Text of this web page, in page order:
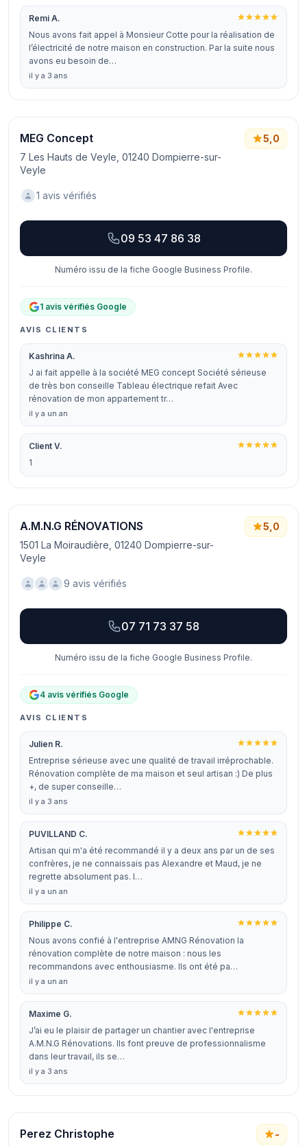
Remi A.
Nous avons fait appel à Monsieur Cotte pour la réalisation de
l’électricité de notre maison en construction. Par la suite nous
avons eu besoin de…
il y a 3 ans
MEG Concept
7 Les Hauts de Veyle, 01240 Dompierre-sur-
Veyle
5,0
1 avis vérifiés
09 53 47 86 38
Numéro issu de la fiche Google Business Profile.
1 avis vérifiés Google
AVIS CLIENTS
Kashrina A.
J ai fait appelle à la société MEG concept Société sérieuse
de très bon conseille Tableau électrique refait Avec
rénovation de mon appartement tr…
il y a un an
Client V.
1
A.M.N.G RÉNOVATIONS
1501 La Moiraudière, 01240 Dompierre-sur-
Veyle
5,0
9 avis vérifiés
07 71 73 37 58
Numéro issu de la fiche Google Business Profile.
4 avis vérifiés Google
AVIS CLIENTS
Julien R.
Entreprise sérieuse avec une qualité de travail irréprochable.
Rénovation complète de ma maison et seul artisan :) De plus
+, de super conseille…
il y a 3 ans
PUVILLAND C.
Artisan qui m'a été recommandé il y a deux ans par un de ses
confrères, je ne connaissais pas Alexandre et Maud, je ne
regrette absolument pas. I…
il y a un an
Philippe C.
Nous avons confié à l'entreprise AMNG Rénovation la
rénovation complète de notre maison : nous les
recommandons avec enthousiasme. Ils ont été pa…
il y a un an
Maxime G.
J’ai eu le plaisir de partager un chantier avec l'entreprise
A.M.N.G Rénovations. Ils font preuve de professionnalisme
dans leur travail, ils se…
il y a 3 ans
Perez Christophe -